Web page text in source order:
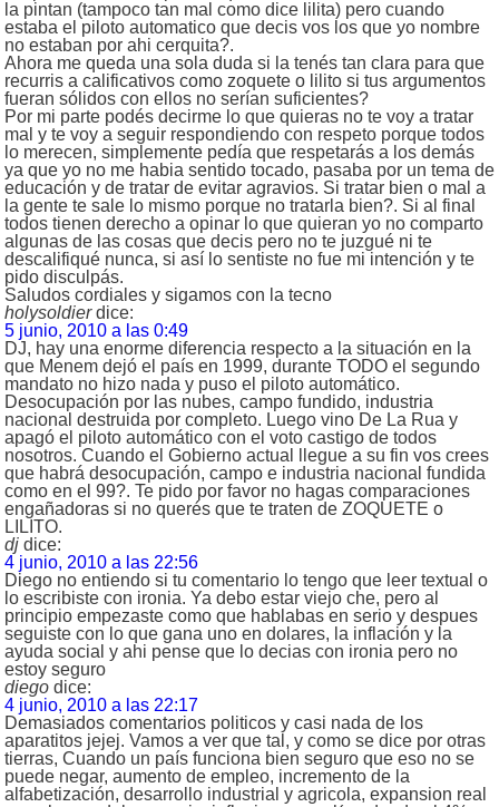
la pintan (tampoco tan mal como dice lilita) pero cuando
estaba el piloto automatico que decis vos los que yo nombre
no estaban por ahi cerquita?.
Ahora me queda una sola duda si la tenés tan clara para que
recurris a calificativos como zoquete o lilito si tus argumentos
fueran sólidos con ellos no serían suficientes?
Por mi parte podés decirme lo que quieras no te voy a tratar
mal y te voy a seguir respondiendo con respeto porque todos
lo merecen, simplemente pedía que respetarás a los demás
ya que yo no me habia sentido tocado, pasaba por un tema de
educación y de tratar de evitar agravios. Si tratar bien o mal a
la gente te sale lo mismo porque no tratarla bien?. Si al final
todos tienen derecho a opinar lo que quieran yo no comparto
algunas de las cosas que decis pero no te juzgué ni te
descalifiqué nunca, si así lo sentiste no fue mi intención y te
pido disculpás.
Saludos cordiales y sigamos con la tecno
holysoldier dice:
5 junio, 2010 a las 0:49
DJ, hay una enorme diferencia respecto a la situación en la
que Menem dejó el país en 1999, durante TODO el segundo
mandato no hizo nada y puso el piloto automático.
Desocupación por las nubes, campo fundido, industria
nacional destruida por completo. Luego vino De La Rua y
apagó el piloto automático con el voto castigo de todos
nosotros. Cuando el Gobierno actual llegue a su fin vos crees
que habrá desocupación, campo e industria nacional fundida
como en el 99?. Te pido por favor no hagas comparaciones
engañadoras si no querés que te traten de ZOQUETE o
LILITO.
dj dice:
4 junio, 2010 a las 22:56
Diego no entiendo si tu comentario lo tengo que leer textual o
lo escribiste con ironia. Ya debo estar viejo che, pero al
principio empezaste como que hablabas en serio y despues
seguiste con lo que gana uno en dolares, la inflación y la
ayuda social y ahi pense que lo decias con ironia pero no
estoy seguro
diego dice:
4 junio, 2010 a las 22:17
Demasiados comentarios politicos y casi nada de los
aparatitos jejej. Vamos a ver que tal, y como se dice por otras
tierras, Cuando un país funciona bien seguro que eso no se
puede negar, aumento de empleo, incremento de la
alfabetización, desarrollo industrial y agricola, expansion real